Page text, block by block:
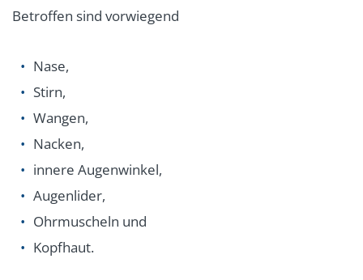
Betroffen sind vorwiegend
Nase,
Stirn,
Wangen,
Nacken,
innere Augenwinkel,
Augenlider,
Ohrmuscheln und
Kopfhaut.